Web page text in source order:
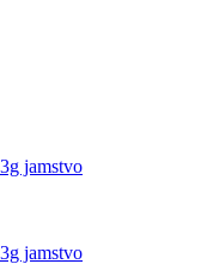
jamstvo
jamstvo